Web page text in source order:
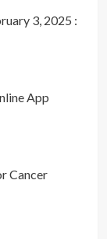
3, 2025 :
App
Cancer